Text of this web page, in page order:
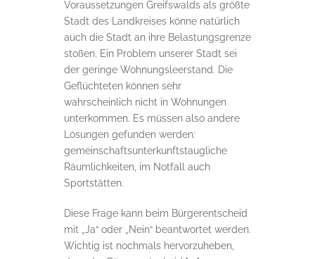
Voraussetzungen Greifswalds als größte
Stadt des Landkreises könne natürlich
auch die Stadt an ihre Belastungsgrenze
stoßen. Ein Problem unserer Stadt sei
der geringe Wohnungsleerstand. Die
Geflüchteten können sehr
wahrscheinlich nicht in Wohnungen
unterkommen. Es müssen also andere
Lösungen gefunden werden:
gemeinschaftsunterkunftstaugliche
Räumlichkeiten, im Notfall auch
Sportstätten.
Diese Frage kann beim Bürgerentscheid
mit „Ja“ oder „Nein“ beantwortet werden.
Wichtig ist nochmals hervorzuheben,